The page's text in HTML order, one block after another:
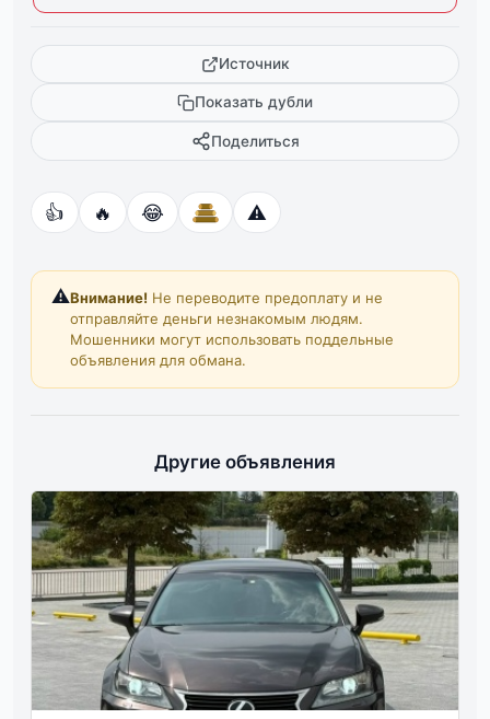
Источник
Показать дубли
Поделиться
👍 🔥 😂 ⚠️
⚠️Внимание! Не переводите предоплату и не
отправляйте деньги незнакомым людям.
Мошенники могут использовать поддельные
объявления для обмана.
Другие объявления